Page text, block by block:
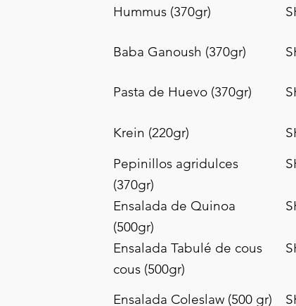
Hummus (370gr)
Baba Ganoush (370gr)
Pasta de Huevo (370gr)
Krein (220gr)
Pepinillos agridulces
(370gr)
Ensalada de Quinoa
(500gr)
Ensalada Tabulé de cous
cous (500gr)
Ensalada Coleslaw (500 gr)